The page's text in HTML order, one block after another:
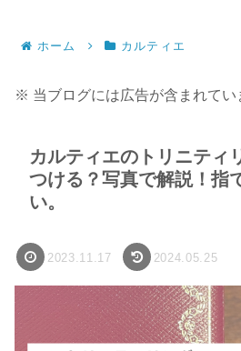
ホーム カルティエ
※ 当ブログには広告が含まれてい
カルティエのトリニティ
つける？写真で解説！指
い。
2023.11.17 2024.05.25